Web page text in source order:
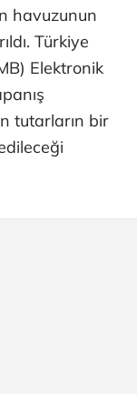
havuzunun
Türkiye
Elektronik
tutarların bir